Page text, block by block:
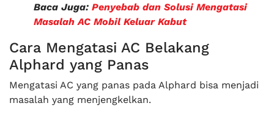
Baca Juga: Penyebab dan Solusi Mengatasi
Masalah AC Mobil Keluar Kabut
Cara Mengatasi AC Belakang
Alphard yang Panas
Mengatasi AC yang panas pada Alphard bisa menjadi
masalah yang menjengkelkan.